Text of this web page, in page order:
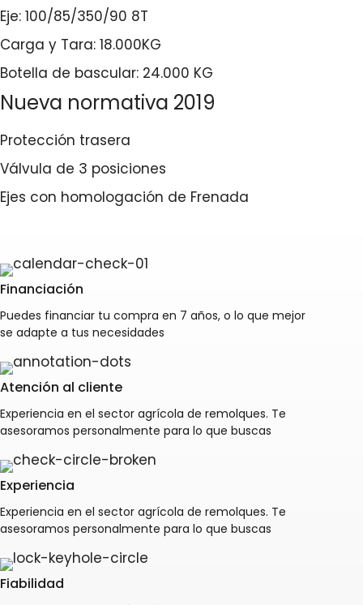
Eje: 100/85/350/90 8T
Carga y Tara: 18.000KG
Botella de bascular: 24.000 KG
Nueva normativa 2019
Protección trasera
Válvula de 3 posiciones
Ejes con homologación de Frenada
Financiación
Puedes financiar tu compra en 7 años, o lo que mejor
se adapte a tus necesidades
Atención al cliente
Experiencia en el sector agrícola de remolques. Te
asesoramos personalmente para lo que buscas
Experiencia
Experiencia en el sector agrícola de remolques. Te
asesoramos personalmente para lo que buscas
Fiabilidad